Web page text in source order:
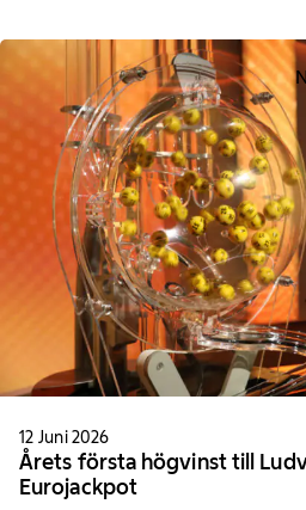
12 Juni 2026
Årets första högvinst till
Eurojackpot